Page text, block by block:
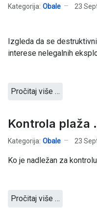
Kategorija: Obale 23
Izgleda da se
interese nelegalnih
Pročitaj više …
Kontrola plaža
Kategorija: Obale 23
Ko je nadležan za
Pročitaj više …